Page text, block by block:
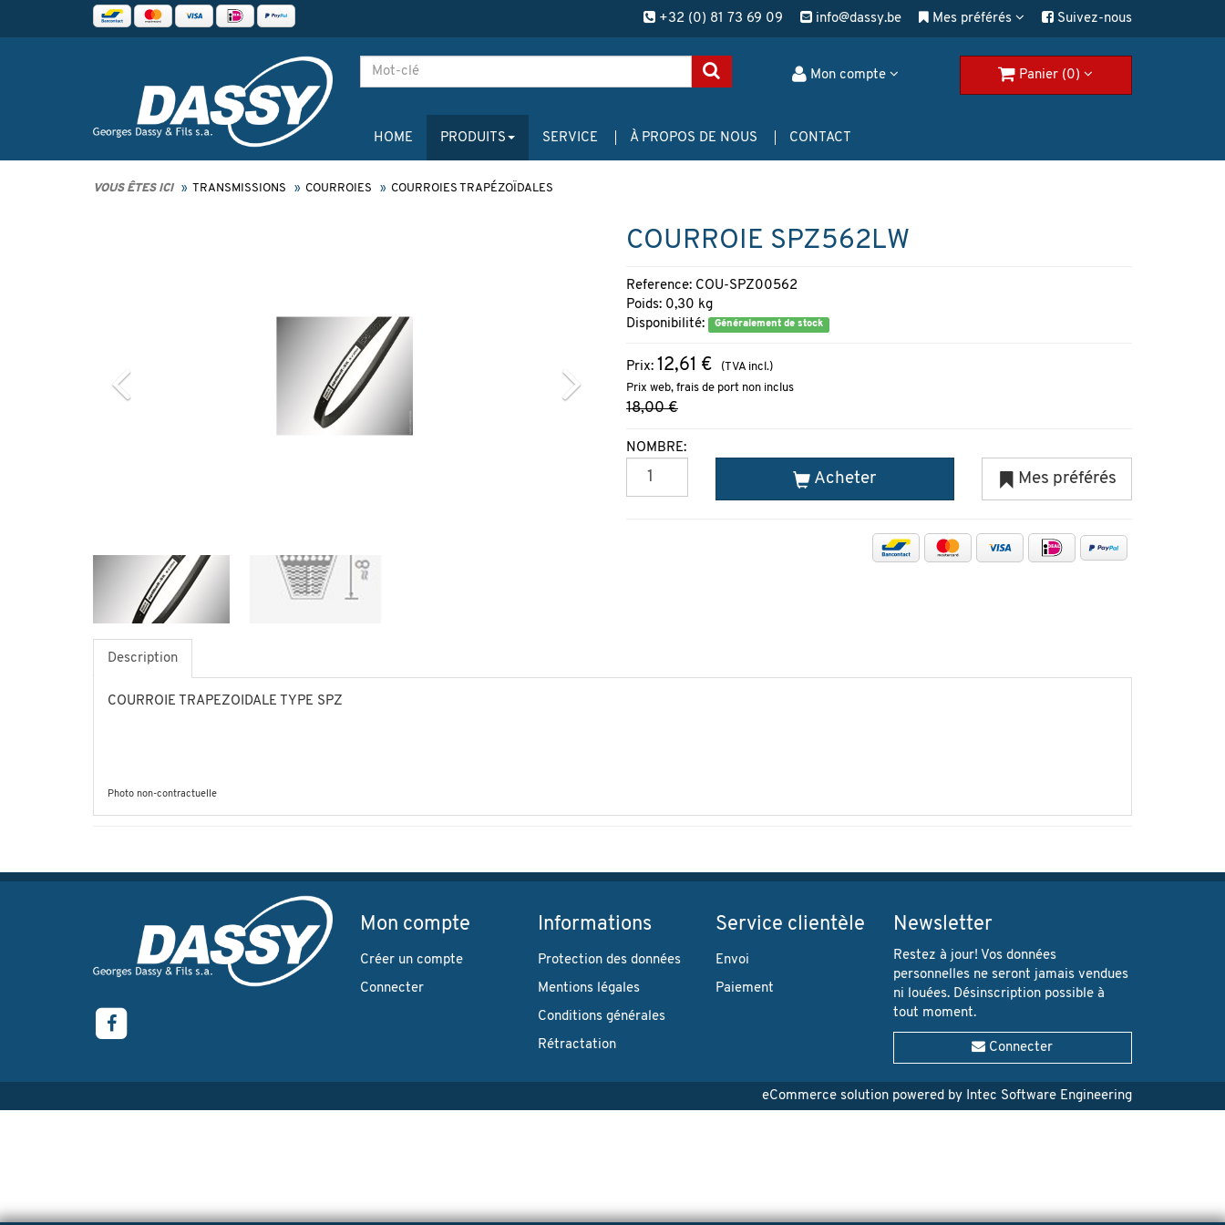
+32 (0) 81 73 69 09 info@dassy.be Mes préférés Suivez-nous
Mon compte Panier (0)
HOME PRODUITS SERVICE À PROPOS DE NOUS CONTACT
VOUS ÊTES ICI TRANSMISSIONS COURROIES COURROIES TRAPÉZOÏDALES
COURROIE SPZ562LW
Reference: COU-SPZ00562
Poids: 0,30 kg
Disponibilité:
Généralement de stock
Prix: 12,61 €
(TVA incl.)
Prix web, frais de port non inclus
18,00 €
NOMBRE:
Acheter Mes préférés
Description
COURROIE TRAPEZOIDALE TYPE SPZ
Photo non-contractuelle
Mon compte
Créer un compte
Connecter
Informations
Protection des données
Mentions légales
Conditions générales
Rétractation
Service clientèle
Envoi
Paiement
Newsletter
Restez à jour! Vos données
personnelles ne seront jamais vendues
ni louées. Désinscription possible à
tout moment.
Connecter
eCommerce solution powered by Intec Software Engineering